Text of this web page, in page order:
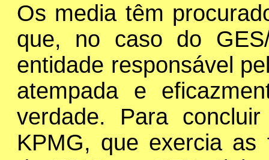
Os media têm
que, no caso do
entidade responsável
atempada e
verdade. Para
KPMG, que exercia